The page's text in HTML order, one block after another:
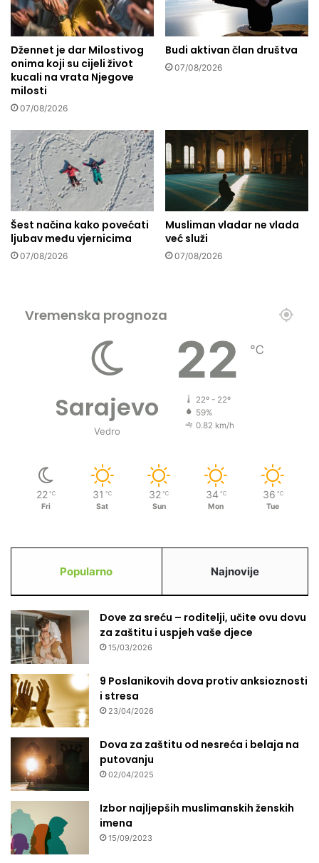
t
o
i
k
o
d
a
o
n
e
m
ž
e
m
o
z
s
m
r
t
i
Džennet je dar Milostivog
onima koji su cijeli život
kucali na vrata Njegove
milosti
07/08/2026
Budi aktivan član društva
07/08/2026
Šest načina kako povećati
ljubav među vjernicima
07/08/2026
Musliman vladar ne vlada
već služi
07/08/2026
Vremenska prognoza
Sarajevo
Vedro
22 ℃
22º - 22º
59%
0.82 km/h
22 ℃
Fri
31 ℃
Sat
32 ℃
Sun
34 ℃
Mon
36 ℃
Tue
Popularno Najnovije
Dove za sreću – roditelji, učite ovu dovu
za zaštitu i uspjeh vaše djece
15/03/2026
9 Poslanikovih dova protiv anksioznosti
i stresa
23/04/2026
Dova za zaštitu od nesreća i belaja na
putovanju
02/04/2025
Izbor najljepših muslimanskih ženskih
imena
15/09/2023